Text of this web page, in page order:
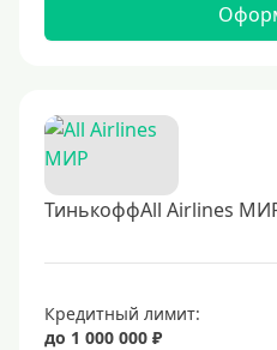
ТинькоффAll Airlines
Кредитный лимит:
до 1 000 000 ₽